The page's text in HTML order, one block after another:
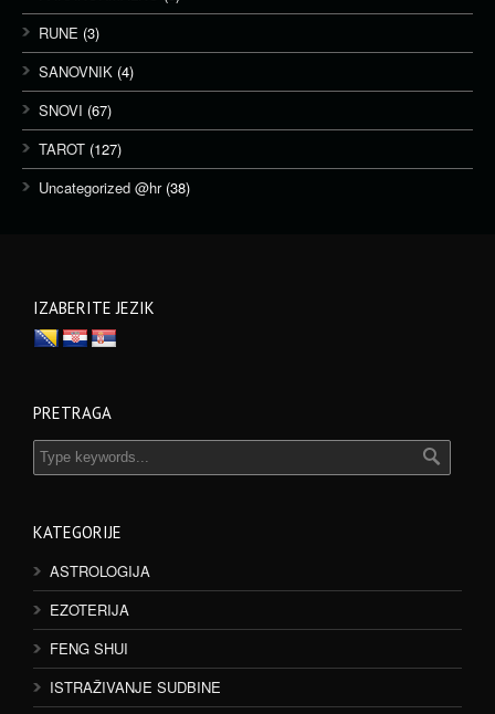
RUNE (3)
SANOVNIK (4)
SNOVI (67)
TAROT (127)
Uncategorized @hr(38)
IZABERITE JEZIK
PRETRAGA
KATEGORIJE
ASTROLOGIJA
EZOTERIJA
FENG SHUI
ISTRAŽIVANJE SUDBINE